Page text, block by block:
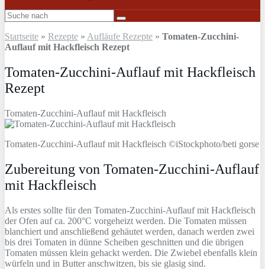
Startseite » Rezepte » Aufläufe Rezepte » Tomaten-Zucchini-
Auflauf mit Hackfleisch Rezept
Tomaten-Zucchini-Auflauf mit Hackfleisch
Rezept
Tomaten-Zucchini-Auflauf mit Hackfleisch
Tomaten-Zucchini-Auflauf mit Hackfleisch ©iStockphoto/beti gorse
Zubereitung von Tomaten-Zucchini-Auflauf
mit Hackfleisch
Als erstes sollte für den Tomaten-Zucchini-Auflauf mit Hackfleisch
der Ofen auf ca. 200°C vorgeheizt werden. Die Tomaten müssen
blanchiert und anschließend gehäutet werden, danach werden zwei
bis drei Tomaten in dünne Scheiben geschnitten und die übrigen
Tomaten müssen klein gehackt werden. Die Zwiebel ebenfalls klein
würfeln und in Butter anschwitzen, bis sie glasig sind.